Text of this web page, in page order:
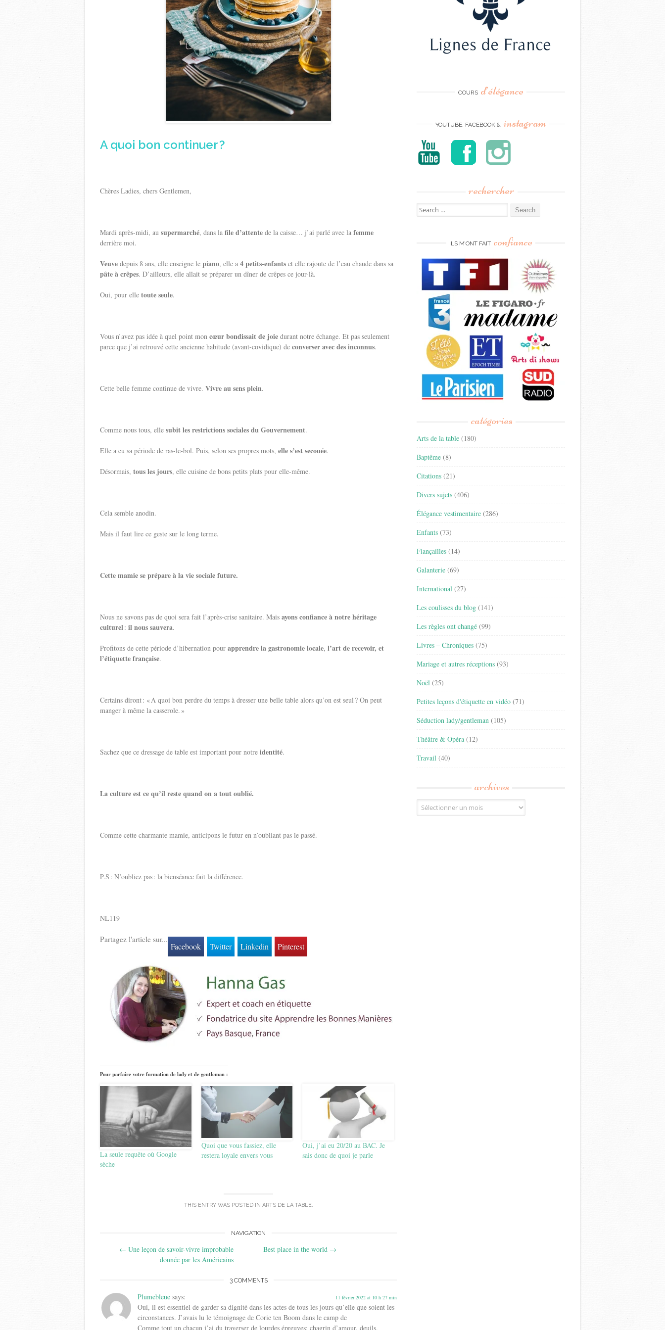
A quoi bon continuer ?
Chères Ladies, chers Gentlemen,
Mardi après-midi, au supermarché, dans la file d’attente de la caisse… j’ai parlé avec la femme
derrière moi.
Veuve depuis 8 ans, elle enseigne le piano, elle a 4 petits-enfants et elle rajoute de l’eau chaude dans sa
pâte à crêpes. D’ailleurs, elle allait se préparer un dîner de crêpes ce jour-là.
Oui, pour elle toute seule.
Vous n’avez pas idée à quel point mon cœur bondissait de joie durant notre échange. Et pas seulement
parce que j’ai retrouvé cette ancienne habitude (avant-covidique) de converser avec des inconnus.
Cette belle femme continue de vivre. Vivre au sens plein.
Comme nous tous, elle subit les restrictions sociales du Gouvernement.
Elle a eu sa période de ras-le-bol. Puis, selon ses propres mots, elle s’est secouée.
Désormais, tous les jours, elle cuisine de bons petits plats pour elle-même.
Cela semble anodin.
Mais il faut lire ce geste sur le long terme.
Cette mamie se prépare à la vie sociale future.
Nous ne savons pas de quoi sera fait l’après-crise sanitaire. Mais ayons confiance à notre héritage
culturel: il nous sauvera.
Profitons de cette période d’hibernation pour apprendre la gastronomie locale, l’art de recevoir, et
l’étiquette française.
Certains diront : « A quoi bon perdre du temps à dresser une belle table alors qu’on est seul ? On peut
manger à même la casserole. »
Sachez que ce dressage de table est important pour notre identité.
La culture est ce qu’il reste quand on a tout oublié.
Comme cette charmante mamie, anticipons le futur en n’oubliant pas le passé.
P.S : N’oubliez pas : la bienséance fait la différence.
NL119
Partagez l'article sur...
Facebook Twitter Linkedin Pinterest
Pour parfaire votre formation de lady et de gentleman :
La seule requête où Google
sèche
Quoi que vous fassiez, elle
restera loyale envers vous
Oui, j’ai eu 20/20 au BAC. Je
sais donc de quoi je parle
THIS ENTRY WAS POSTED IN ARTS DE LA TABLE.
navigation
NAVIGATION
← Une leçon de savoir-vivre improbable
donnée par les Américains
Best place in the world →
3 COMMENTS
Plumebleue says: 11 février 2022 at 10 h 27 min
Oui, il est essentiel de garder sa dignité dans les actes de tous les jours qu’elle que soient les
circonstances. J’avais lu le témoignage de Corie ten Boom dans le camp de
Comme tout un chacun j’ai du traverser de lourdes épreuves: chagrin d’amour, deuils,
COURS d’élégance
YOUTUBE, FACEBOOK & instagram
rechercher
Search
for:
ILS M’ONT FAIT confiance
catégories
Arts de la table (180)
Baptême (8)
Citations (21)
Divers sujets (406)
Élégance vestimentaire (286)
Enfants (73)
Fiançailles (14)
Galanterie (69)
International (27)
Les coulisses du blog (141)
Les règles ont changé (99)
Livres – Chroniques (75)
Mariage et autres réceptions (93)
Noël (25)
Petites leçons d'étiquette en vidéo (71)
Séduction lady/gentleman (105)
Théâtre & Opéra (12)
Travail (40)
archives
Archives